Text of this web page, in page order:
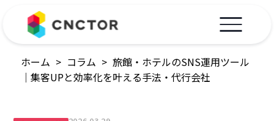
ホーム > コラム > 旅館・ホテルのSNS運用ツール
｜集客UPと効率化を叶える手法・代行会社